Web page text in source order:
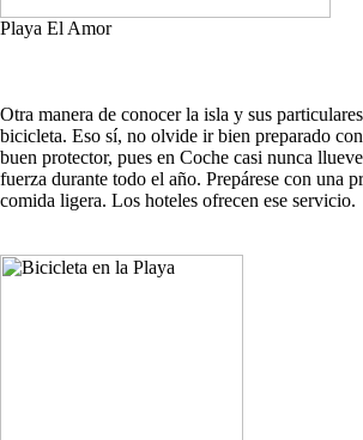
Playa El Amor
Otra manera de conocer la isla y sus
bicicleta. Eso sí, no olvide ir bien preparado
buen protector, pues en Coche casi nunca
fuerza durante todo el año. Prepárese con una
comida ligera. Los hoteles ofrecen ese servicio.